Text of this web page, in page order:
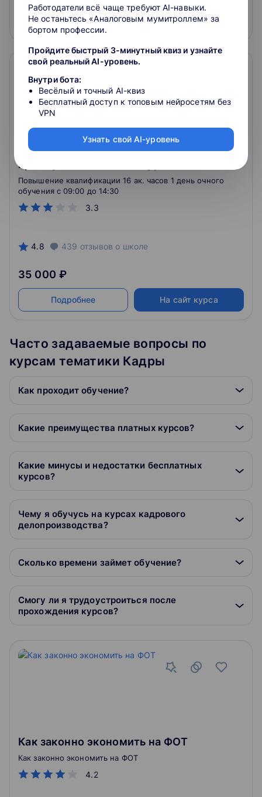
Подробнее На сайт курса
Управление персоналом ИТ
предприятия. Онлайн-курс
3.3
Повышение квалификации 16 ак. часов 1 день очного
обучения c 09:00 до 14:30
4.8 439 отзывов о школе
35 000 ₽
Подробнее На сайт курса
Часто задаваемые вопросы по
курсам тематики Кадры
Как проходит обучение?
Какие преимущества платных курсов?
Какие минусы и недостатки бесплатных
курсов?
Чему я обучусь на курсах кадрового
делопроизводства?
Сколько времени займет обучение?
Смогу ли я трудоустроиться после
прохождения курсов?
Как законно экономить на ФОТ
4.2
Как законно экономить на ФОТ
Работодатели всё чаще требуют AI-навыки.
Не останьтесь «Аналоговым мумитроллем» за
бортом профессии.
Пройдите быстрый 3-минутный квиз и узнайте
свой реальный AI-уровень.
Внутри бота:
Весёлый и точный AI-квиз
Бесплатный доступ к топовым нейросетям без
VPN
Узнать свой AI-уровень